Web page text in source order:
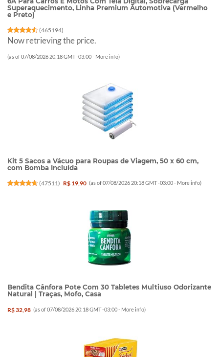
Superaquecimento, Linha Premium Automotiva (Vermelho
e Preto)
(465194)
Now retrieving the price.
(as of 07/08/2026 20:18 GMT -03:00 - More info)
Kit 5 Sacos a Vácuo para Roupas de Viagem, 50 x 60 cm,
com Bomba Incluída
(47511) R$ 19,90 (as of 07/08/2026 20:18 GMT -03:00 - More info)
Bendita Cânfora Pote Com 30 Tabletes Multiuso Odorizante
Natural | Traças, Mofo, Casa
R$ 32,98 (as of 07/08/2026 20:18 GMT -03:00 - More info)